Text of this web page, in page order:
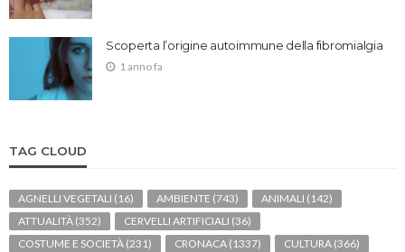
Scoperta l’origine autoimmune della fibromialgia
1 anno fa
TAG CLOUD
AGNELLI VEGETALI (16) AMBIENTE (743) ANIMALI (142)
ATTUALITÀ (352) CERVELLI ARTIFICIALI (36)
COSTUME E SOCIETÀ (231) CRONACA (1337) CULTURA (366)